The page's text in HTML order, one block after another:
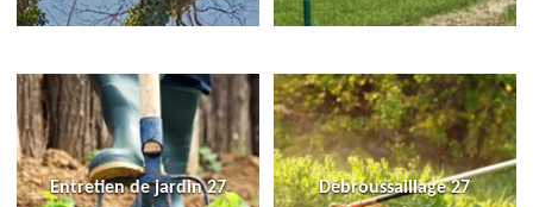
Entretien de jardin 27 Débroussaillage 27